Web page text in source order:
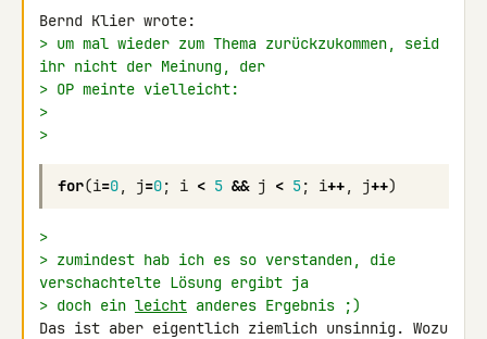
> um mal wieder zum Thema zurückzukommen, seid
ihr nicht der Meinung, der
> OP meinte vielleicht:
>
>
for(i=0, j=0; i < 5 && j < 5; i++, j++)
>
> zumindest hab ich es so verstanden, die
verschachtelte Lösung ergibt ja
> doch ein leicht anderes Ergebnis ;)
Das ist aber eigentlich ziemlich unsinnig. Wozu